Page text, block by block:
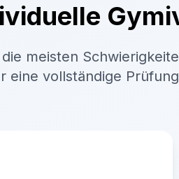
meisten
eine vollständige